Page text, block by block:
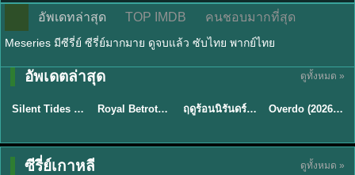
อัพเดทล่าสุด TOP IMDB คนชอบมากที่สุด
Meseries มีซีรี่ย์ ซีรี่ย์มากมาย ดูจบแล้ว ซับไทย พากย์ไทย
อัพเดตล่าสุด ดูทั้งหมด »
★9.5
พากย์ไทย
Silent Tides คลื่นลมลวง (2025) พากย์ไทย ซับไทย EP.1-31 ★9 Royal Betrothal (2026) สัญญาวิวาห์แห่งราชวงศ์ พากย์ไทย ซับไทย EP1-32 ★8.8 ฤดูร้อนนิรันดร์ (2026) Never-Ending Summer พากย์ไทย EP.1-29
ซับไทย
Overdo (2026) รักเกินแค้น พากย์ไทย ซับไทย EP1-33 (จบ)
ซีรี่ย์เกาหลี ดูทั้งหมด »
พากย์ไทย
TH EP. 16
Sub EP. 16 | TH
ซับไทย | พากย์
Sub EP. 8 | TH